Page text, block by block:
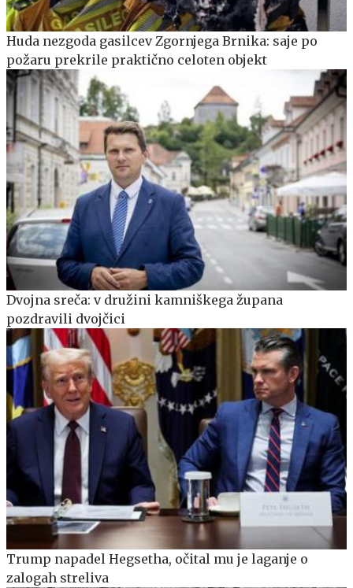
Huda nezgoda gasilcev Zgornjega Brnika: saje po
požaru prekrile praktično celoten objekt
Dvojna sreča: v družini kamniškega župana
pozdravili dvojčici
Trump napadel Hegsetha, očital mu je laganje o
zalogah streliva